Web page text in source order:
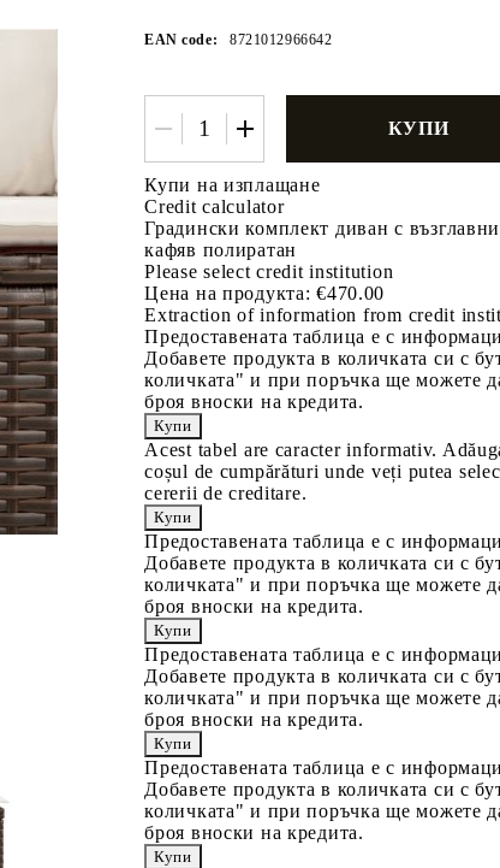
EAN code: 8721012966642
Купи на изплащане
Credit calculator
Градински комплект диван с
кафяв полиратан
Please select credit institution
Цена на продукта: €470.00
Extraction of information from credit
Предоставената таблица е с
Добавете продукта в количката си с
количката" и при поръчка ще можете
броя вноски на кредита.
Acest tabel are caracter informativ.
coșul de cumpărături unde veți putea
cererii de creditare.
Предоставената таблица е с
Добавете продукта в количката си с
количката" и при поръчка ще можете
броя вноски на кредита.
Предоставената таблица е с
Добавете продукта в количката си с
количката" и при поръчка ще можете
броя вноски на кредита.
Предоставената таблица е с
Добавете продукта в количката си с
количката" и при поръчка ще можете
броя вноски на кредита.